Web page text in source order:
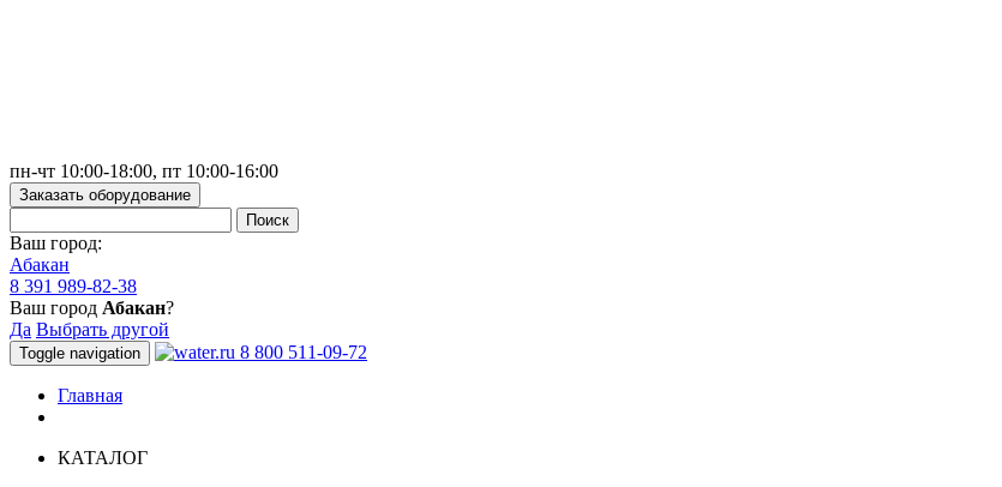
пн-чт 10:00-18:00, пт 10:00-16:00
Заказать оборудование
Ваш город:
Абакан
8 391 989-82-38
Ваш город Абакан?
Да Выбрать другой
Toggle navigation 8 800 511-09-72
Главная
КАТАЛОГ